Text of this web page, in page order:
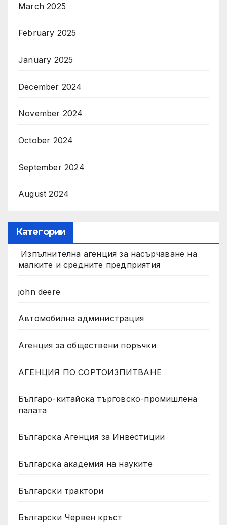
March 2025
February 2025
January 2025
December 2024
November 2024
October 2024
September 2024
August 2024
Категории
Изпълнителна агенция за насърчаване на
малките и средните предприятия
john deere
Автомобилна администрация
Агенция за обществени поръчки
АГЕНЦИЯ ПО СОРТОИЗПИТВАНЕ
Българо-китайска търговско-промишлена
палата
Българска Агенция за Инвестиции
Българска академия на науките
Български трактори
Български Червен кръст